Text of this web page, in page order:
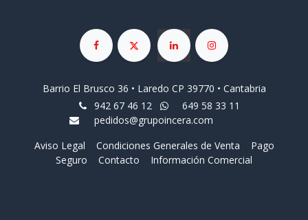
Barrio El Brusco 36 • Laredo CP 39770 • Cantabria
942 67 46 12
649 58 33 11
pedidos@grupoincera.com
Aviso Legal
Condiciones Generales de Venta
Pago
Seguro
Contacto Información Comercial